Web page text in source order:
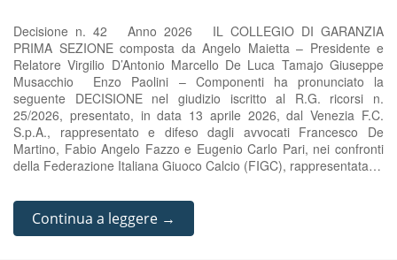
Decisione n. 42 Anno 2026 IL COLLEGIO DI GARANZIA
PRIMA SEZIONE composta da Angelo Maietta – Presidente e
Relatore Virgilio D’Antonio Marcello De Luca Tamajo Giuseppe
Musacchio Enzo Paolini – Componenti ha pronunciato la
seguente DECISIONE nel giudizio iscritto al R.G. ricorsi n.
25/2026, presentato, in data 13 aprile 2026, dal Venezia F.C.
S.p.A., rappresentato e difeso dagli avvocati Francesco De
Martino, Fabio Angelo Fazzo e Eugenio Carlo Pari, nei confronti
della Federazione Italiana Giuoco Calcio (FIGC), rappresentata…
Continua a leggere →